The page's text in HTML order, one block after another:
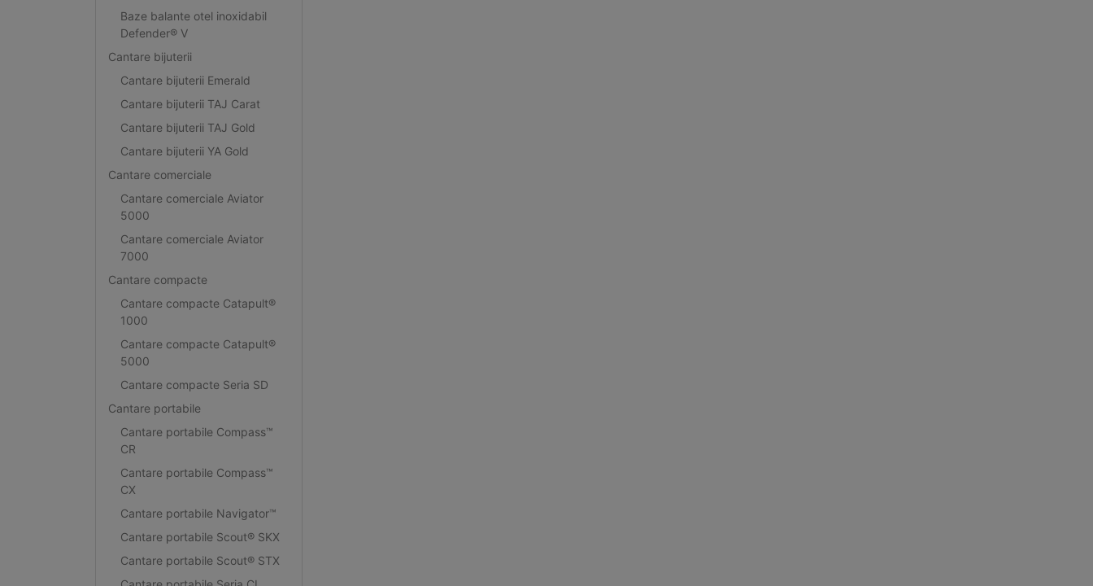
Baze balante otel inoxidabil
Defender® V
Cantare bijuterii
Cantare bijuterii Emerald
Cantare bijuterii TAJ Carat
Cantare bijuterii TAJ Gold
Cantare bijuterii YA Gold
Cantare comerciale
Cantare comerciale Aviator
5000
Cantare comerciale Aviator
7000
Cantare compacte
Cantare compacte Catapult®
1000
Cantare compacte Catapult®
5000
Cantare compacte Seria SD
Cantare portabile
Cantare portabile Compass™
CR
Cantare portabile Compass™
CX
Cantare portabile Navigator™
Cantare portabile Scout® SKX
Cantare portabile Scout® STX